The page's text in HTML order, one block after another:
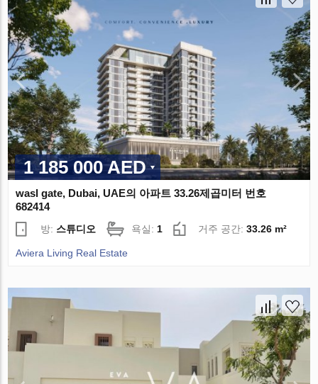
1 185 000 AED
wasl gate, Dubai, UAE의 아파트 33.26제곱미터 번호
682414
방: 스튜디오 욕실:1 거주 공간:33.26 m²
Aviera Living Real Estate